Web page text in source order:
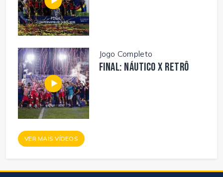
Jogo Completo
FINAL: NÁUTICO X RETRÔ
VER MAIS VÍDEOS